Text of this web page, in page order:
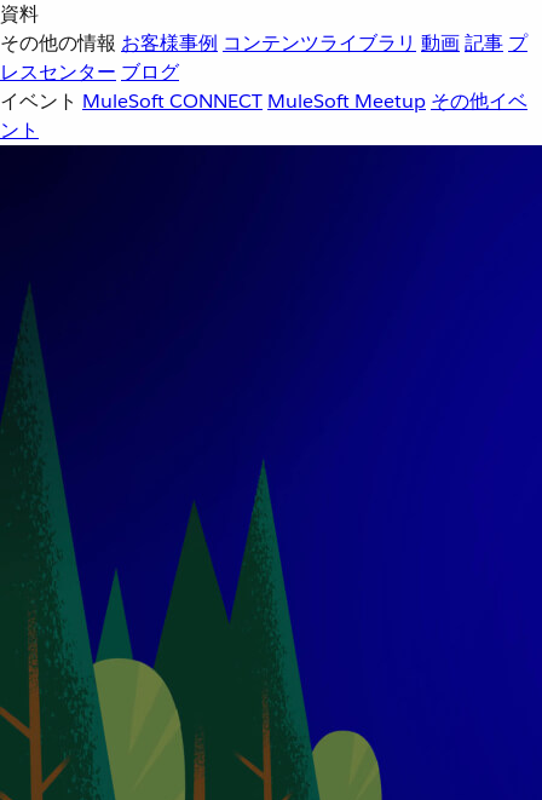
資料
その他の情報 お客様事例 コンテンツライブラリ 動画記事 プ
レスセンター ブログ
イベント MuleSoft CONNECT MuleSoft Meetup その他イベ
ント